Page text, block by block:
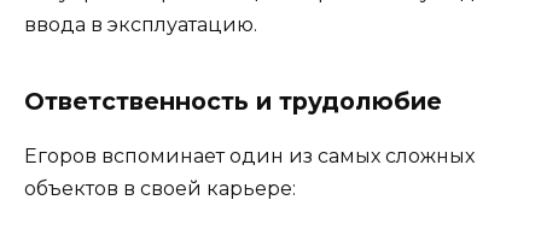
ввода в эксплуатацию.
Ответственность и трудолюбие
Егоров вспоминает один из самых сложных
объектов в своей карьере: